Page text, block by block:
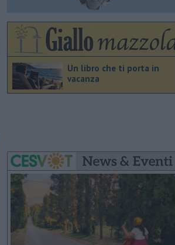
Un libro che ti porta in
vacanza